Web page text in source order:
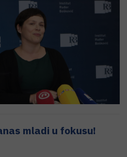
mladi u fokusu!